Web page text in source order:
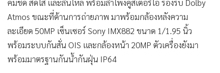
คมชัด สดใส และลื่นไหล พร้อมลำโพงคู่สเตอริโอ รองรับ Dolby
Atmos ขณะที่ด้านการถ่ายภาพ มาพร้อมกล้องหลังความ
ละเอียด 50MP เซ็นเซอร์ Sony IMX882 ขนาด 1/1.95 นิ้ว
พร้อมระบบกันสั่น OIS และกล้องหน้า 20MP ตัวเครื่องยังมา
พร้อมมาตรฐานกันน้ำกันฝุ่น IP64